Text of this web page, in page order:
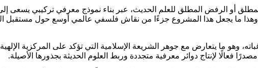
أو الرفض المطلق للعلم الحديث، عبر بناء نموذج معرفي تركيبي يسعى
ما يجعل هذا المشروع جزءًا من نقاش فلسفي عالمي أوسع حول مستقبل
وهو ما يتعارض مع جوهر الشريعة الإسلامية التي تؤكد على المركزية
فعالًا لإنتاج دوائر معرفية متجددة وربط العلوم الحديثة بجذورها الأصيلة.